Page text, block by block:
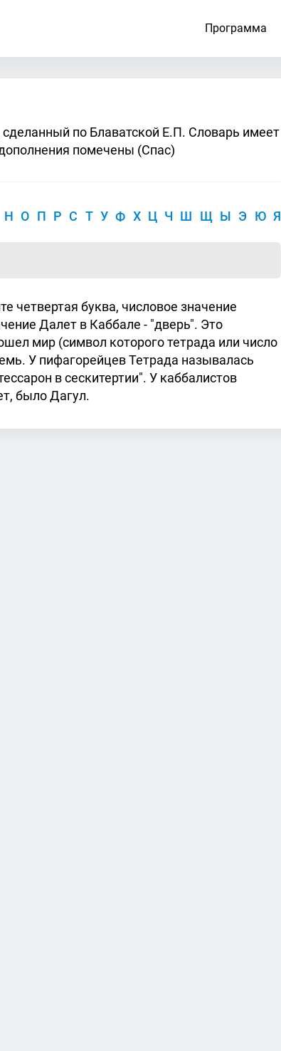
Программа
по Блаватской Е.П. Словарь имеет
помечены (Спас)
Н О П Р С Т У Ф Х Ц Ч Ш Щ Ы Э Ю Я
четвертая буква, числовое значение
Далет в Каббале - "дверь". Это
мир (символ которого тетрада или число
У пифагорейцев Тетрада называлась
в сескитертии". У каббалистов
было Дагул.